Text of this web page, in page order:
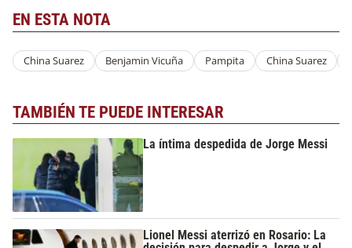
EN ESTA NOTA
China Suarez Benjamin Vicuña Pampita China Suarez
TAMBIÉN TE PUEDE INTERESAR
La íntima despedida de Jorge Messi
Lionel Messi aterrizó en Rosario: La